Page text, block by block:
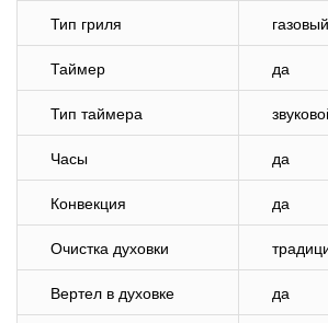
Тип гриля газовый
Таймер да
Тип таймера
Часы да
Конвекция да
Очистка духовки
Вертел в духовке да